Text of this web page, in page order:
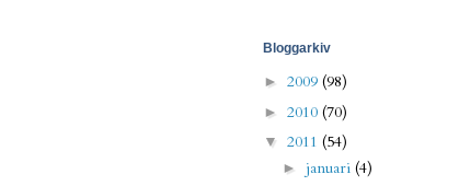
Bloggarkiv
► 2009 (98)
► 2010 (70)
▼ 2011 (54)
► januari (4)